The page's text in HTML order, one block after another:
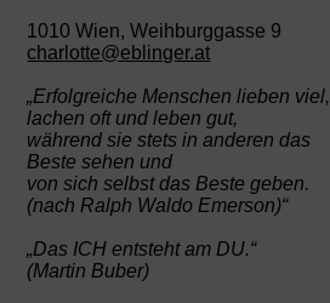
1010 Wien, Weihburggasse 9
charlotte@eblinger.at
„Erfolgreiche Menschen lieben viel,
lachen oft und leben gut,
während sie stets in anderen das
Beste sehen und
von sich selbst das Beste geben.
(nach Ralph Waldo Emerson)“
„Das ICH entsteht am DU.“
(Martin Buber)